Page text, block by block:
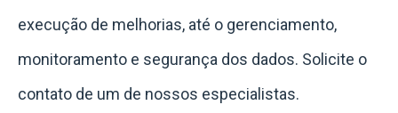
execução de melhorias, até o gerenciamento,
monitoramento e segurança dos dados. Solicite o
contato de um de nossos especialistas.